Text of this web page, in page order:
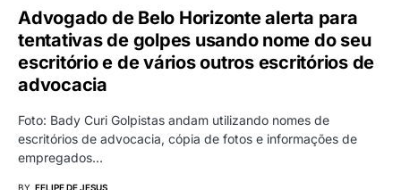
Advogado de Belo Horizonte alerta para
tentativas de golpes usando nome do seu
escritório e de vários outros escritórios de
advocacia
Foto: Bady Curi Golpistas andam utilizando nomes de
escritórios de advocacia, cópia de fotos e informações de
empregados…
BY FELIPE DE JESUS